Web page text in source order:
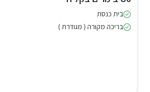
בית כנסת
בריכה מקורה ( מגודרת )